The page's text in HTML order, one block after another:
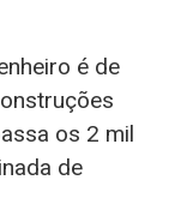
é de
os 2 mil
de